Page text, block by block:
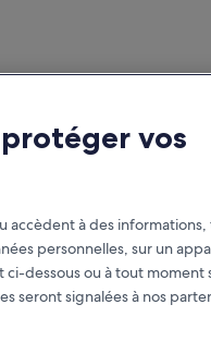
vos
accèdent à des informations,
personnelles, sur un
dessous ou à tout moment
seront signalées à nos